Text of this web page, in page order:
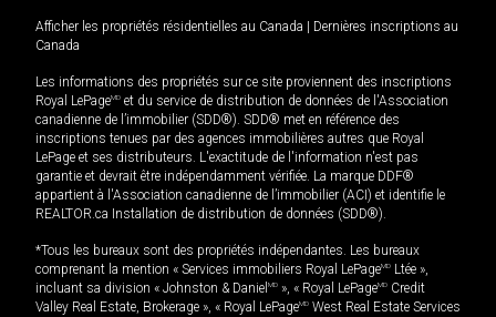
Afficher les propriétés résidentielles au Canada
Dernières inscriptions au
Canada
Les informations des propriétés sur ce site proviennent des inscriptions
Royal LePageMD et du service de distribution de données de l'Association
canadienne de l’immobilier (SDD®). SDD® met en référence des
inscriptions tenues par des agences immobilières autres que Royal
LePage et ses distributeurs. L'exactitude de l'information n'est pas
garantie et devrait être indépendamment vérifiée. La marque DDF®
appartient à l'Association canadienne de l’immobilier (ACI) et identifie le
REALTOR.ca Installation de distribution de données (SDD®).
*Tous les bureaux sont des propriétés indépendantes. Les bureaux
comprenant la mention « Services immobiliers Royal LePageMD Ltée »,
incluant sa division « Johnston & Daniel MD », « Royal LePageMD Credit
Valley Real Estate, Brokerage », « Royal LePageMD West Real Estate Services